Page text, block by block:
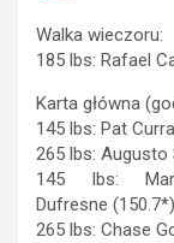
Walka wieczoru:
185 lbs: Rafael
Karta główna
145 lbs: Pat
265 lbs: Augusto
145 lbs:
Dufresne (150.7*)
265 lbs: Chase